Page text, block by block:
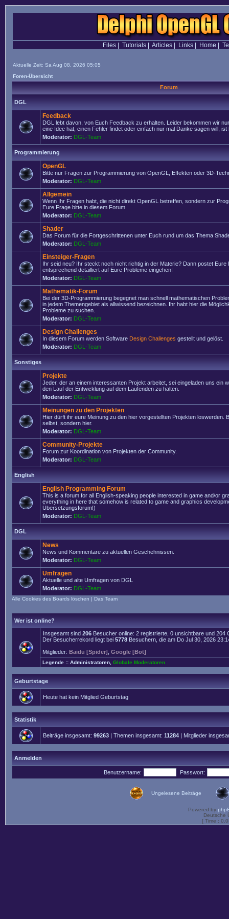
Files| Tutorials| Articles| Links| Home
Aktuelle Zeit: Sa Aug 08, 2026 05:05
Foren-Übersicht
Forum
DGL
Feedback
DGL lebt davon, von Euch Feedback zu erhalten. Leider bekommen wir
eine Idee hat, einen Fehler findet oder einfach nur mal Danke sagen will, ist
Moderator: DGL-Team
Programmierung
OpenGL
Bitte nur Fragen zur Programmierung von OpenGL, Effekten oder 3D-
Moderator: DGL-Team
Allgemein
Wenn Ihr Fragen habt, die nicht direkt OpenGL betreffen, sondern zur
Eure Frage bitte in diesem Forum
Moderator: DGL-Team
Shader
Das Forum für die Fortgeschrittenen unter Euch rund um das Thema
Moderator: DGL-Team
Einsteiger-Fragen
Ihr seid neu? Ihr steckt noch nicht richtig in der Materie? Dann postet Eure
entsprechend detailliert auf Eure Probleme eingehen!
Moderator: DGL-Team
Mathematik-Forum
Bei der 3D-Programmierung begegnet man schnell mathematischen
in jedem Themengebiet als allwissend bezeichnen. Ihr habt hier die
Probleme zu suchen.
Moderator: DGL-Team
Design Challenges
In diesem Forum werden Software Design Challenges gestellt und gelöst.
Moderator: DGL-Team
Sonstiges
Projekte
Jeder, der an einem interessanten Projekt arbeitet, sei eingeladen uns ein
den Lauf der Entwicklung auf dem Laufenden zu halten.
Moderator: DGL-Team
Meinungen zu den Projekten
Hier dürft ihr eure Meinung zu den hier vorgestellten Projekten loswerden.
selbst, sondern hier.
Moderator: DGL-Team
Community-Projekte
Forum zur Koordination von Projekten der Community.
Moderator: DGL-Team
English
English Programming Forum
This is a forum for all English-speaking people interested in game and/or
everything in here that somehow is related to game and graphics
Übersetzungsforum!)
Moderator: DGL-Team
DGL
News
News und Kommentare zu aktuellen Geschehnissen.
Moderator: DGL-Team
Umfragen
Aktuelle und alte Umfragen von DGL
Moderator: DGL-Team
Alle Cookies des Boards löschen | Das Team
Wer ist online?
Insgesamt sind 206 Besucher online: 2 registrierte, 0 unsichtbare und
Der Besucherrekord liegt bei 5778 Besuchern, die am Do Jul 30, 2026
Mitglieder: Baidu [Spider] Google [Bot]
Legende :: Administratoren Globale Moderatoren
Geburtstage
Heute hat kein Mitglied Geburtstag
Statistik
Beiträge insgesamt: 99263 | Themen insgesamt: 11284 | Mitglieder
Anmelden
Benutzername: Passwort:
Ungelesene Beiträge
Powered by
Deutsche
[ Time :